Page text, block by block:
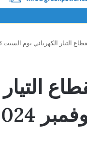
الكهربائي يوم السبت 23 نوفمبر 2024 بهذه المناطق
التيار